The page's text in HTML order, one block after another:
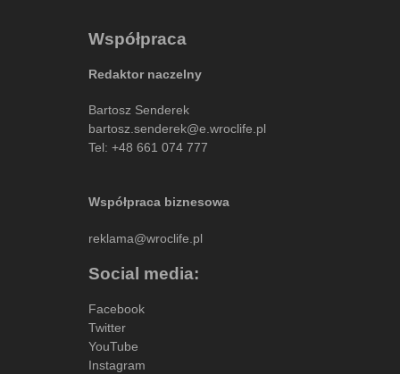
Współpraca
Redaktor naczelny
Bartosz Senderek
bartosz.senderek@e.wroclife.pl
Tel: +48 661 074 777
Współpraca biznesowa
reklama@wroclife.pl
Social media:
Facebook
Twitter
YouTube
Instagram